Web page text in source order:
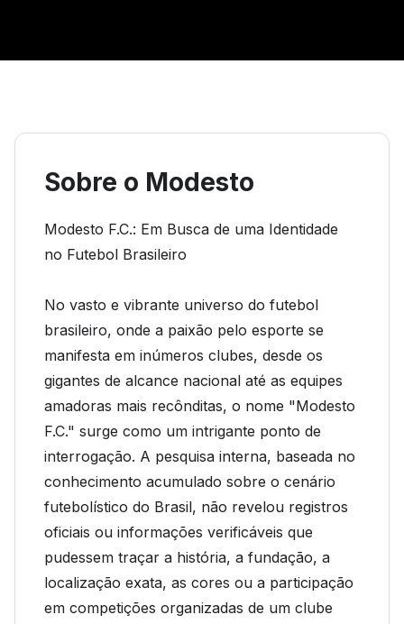
Sobre o Modesto
Modesto F.C.: Em Busca de uma Identidade
no Futebol Brasileiro
No vasto e vibrante universo do futebol
brasileiro, onde a paixão pelo esporte se
manifesta em inúmeros clubes, desde os
gigantes de alcance nacional até as equipes
amadoras mais recônditas, o nome "Modesto
F.C." surge como um intrigante ponto de
interrogação. A pesquisa interna, baseada no
conhecimento acumulado sobre o cenário
futebolístico do Brasil, não revelou registros
oficiais ou informações verificáveis que
pudessem traçar a história, a fundação, a
localização exata, as cores ou a participação
em competições organizadas de um clube